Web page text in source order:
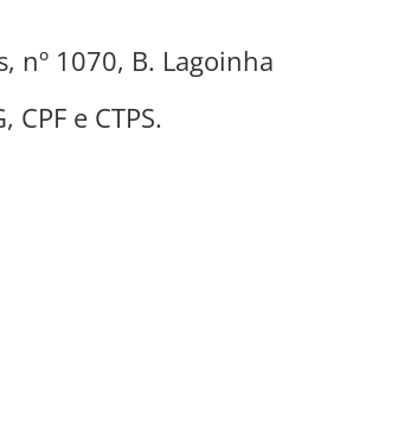
nº 1070, B. Lagoinha
e CTPS.